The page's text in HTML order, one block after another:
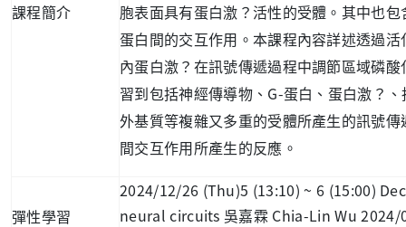
課程簡介
胞表面具有蛋白激？活性的受體。其中也
蛋白間的交互作用。本課程內容詳述透過
內蛋白激？在訊號傳遞過程中調節區域磷
習到包括神經傳導物、 G-蛋白、蛋白激？
外基質等複雜又多重的受體所產生的訊號
間交互作用所產生的反應。
彈性學習
2024/12/26 (Thu)5 (13:10) ~ 6 (15:00)
neural circuits 吳嘉霖 Chia-Lin Wu 2024/